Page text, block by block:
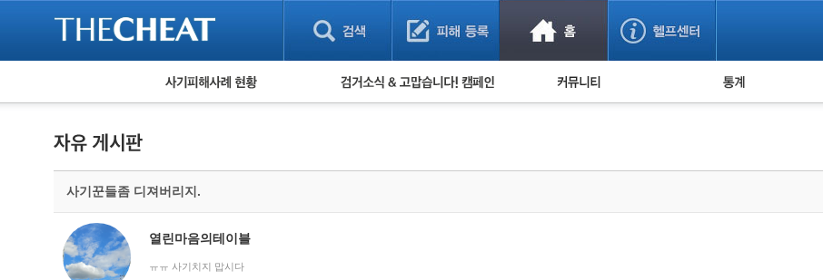
피해사례 현황
보이스피싱 피해사례
유해사이트 목록
비공개 피해사례
워킹홀리데이 피해사례
검거 소식 사기 예방했어요! 누적 피해사례 통계
사기꾼들좀 디져버리지.
열린마음의테이블
ㅠㅠ 사기치지 맙시다